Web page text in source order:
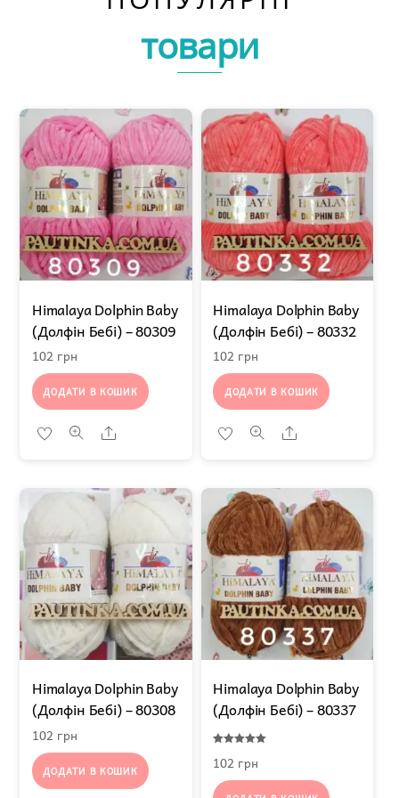
товари
Himalaya Dolphin Baby
(Долфін Бебі) – 80309
102 грн
ДОДАТИ В КОШИК
Share
Himalaya Dolphin Baby
(Долфін Бебі) – 80332
102 грн
ДОДАТИ В КОШИК
Share
Himalaya Dolphin Baby
(Долфін Бебі) – 80308
102 грн
ДОДАТИ В КОШИК
Himalaya Dolphin Baby
(Долфін Бебі) – 80337
5.00
102 грн